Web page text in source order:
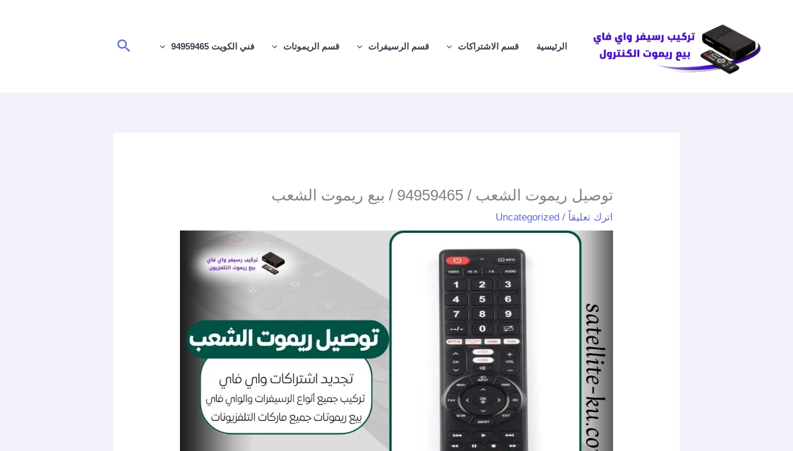
الرئيسية قسم الاشتراكات قسم الرسيفرات قسم الريموتات فني الكويت 94959465 البحث
توصيل ريموت الشعب / 94959465 / بيع ريموت الشعب
اترك تعليقاً /
Uncategorized